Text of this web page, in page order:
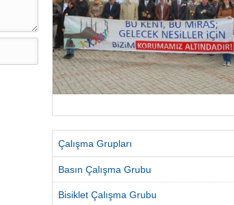
Çalışma Grupları
Basın Çalışma Grubu
Bisiklet Çalışma Grubu